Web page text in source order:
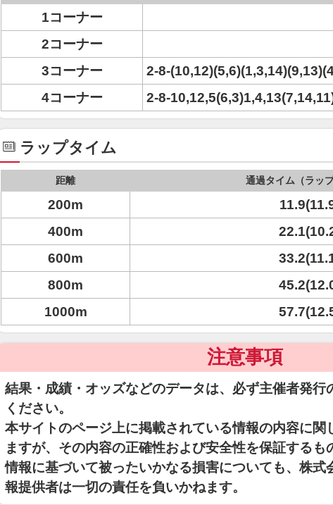
1コーナー
2コーナー
3コーナー
2-8-
4コーナー
2-8-
ラップタイム
距離 通過タイム（ラップ
200m
400m
600m
800m
1000m
注意事項
結果・成績・オッズなどのデータは、必ず主催者発行
ください。
本サイトのページ上に掲載されている情報の内容に関
ますが、その内容の正確性および安全性を保証するも
情報に基づいて被ったいかなる損害についても、株式
報提供者は一切の責任を負いかねます。